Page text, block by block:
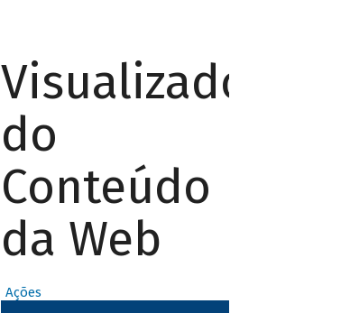
Visualizador
do
Conteúdo
da Web
Ações